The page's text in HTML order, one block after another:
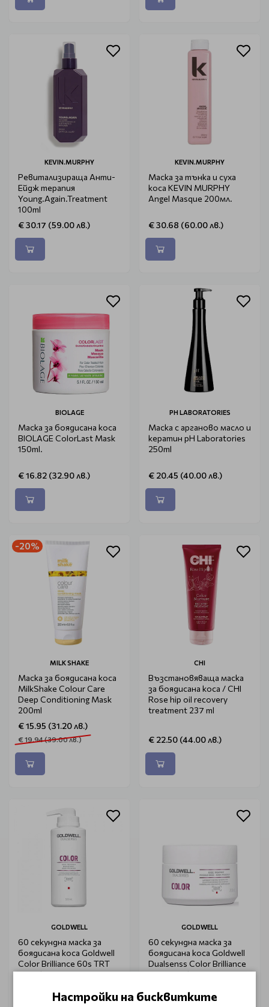
KEVIN.MURPHY
Ревитализираща Анти-
Ейдж терапия
Young.Again.Treatment
100ml
€ 30.17 (59.00 лв.)
KEVIN.MURPHY
Маска за тънка и суха
коса KEVIN MURPHY
Angel Masque 200мл.
€ 30.68 (60.00 лв.)
BIOLAGE
Маска за боядисана коса
BIOLAGE ColorLast Mask
150ml.
€ 16.82 (32.90 лв.)
PH LABORATORIES
Маска с арганово масло и
кератин pH Laboratories
250ml
€ 20.45 (40.00 лв.)
-20%
MILK SHAKE
Маска за боядисана коса
MilkShake Colour Care
Deep Conditioning Mask
200ml
€ 15.95 (31.20 лв.)
€ 19.94 (39.00 лв.)
CHI
Възстановяваща маска
за боядисана коса / CHI
Rose hip oil recovery
treatment 237 ml
€ 22.50 (44.00 лв.)
GOLDWELL
60 секундна маска за
боядисана коса Goldwell
Color Brilliance 60s TRT
500ml
GOLDWELL
60 секундна маска за
боядисана коса Goldwell
Dualsenss Color Brilliance
60s 200ml
€ 22.50 (44.00 лв.)
Настройки на бисквитките